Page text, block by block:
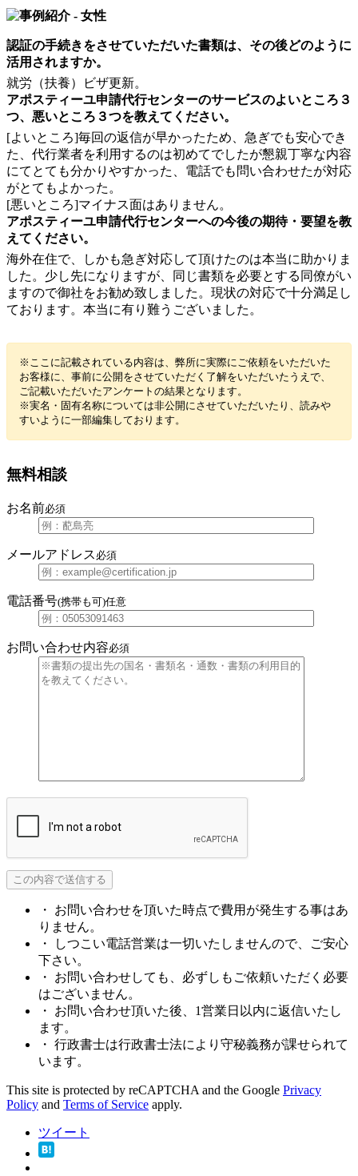
認証の手続きをさせていただいた書類は、その後どのように
活用されますか。
就労（扶養）ビザ更新。
アポスティーユ申請代行センターのサービスのよいところ３
つ、悪いところ３つを教えてください。
[よいところ]毎回の返信が早かったため、急ぎでも安心でき
た、代行業者を利用するのは初めてでしたが懇親丁寧な内容
にてとても分かりやすかった、電話でも問い合わせたが対応
がとてもよかった。
[悪いところ]マイナス面はありません。
アポスティーユ申請代行センターへの今後の期待・要望を教
えてください。
海外在住で、しかも急ぎ対応して頂けたのは本当に助かりま
した。少し先になりますが、同じ書類を必要とする同僚がい
ますので御社をお勧め致しました。現状の対応で十分満足し
ております。本当に有り難うございました。
※ここに記載されている内容は、弊所に実際にご依頼をいただいた
お客様に、事前に公開をさせていただく了解をいただいたうえで、
ご記載いただいたアンケートの結果となります。
※実名・固有名称については非公開にさせていただいたり、読みや
すいように一部編集しております。
無料相談
お名前必須
メールアドレス 必須
電話番号(携帯も可)任意
お問い合わせ内容必須
・ お問い合わせを頂いた時点で費用が発生する事はあ
りません。
・ しつこい電話営業は一切いたしませんので、ご安心
下さい。
・ お問い合わせしても、必ずしもご依頼いただく必要
はございません。
・ お問い合わせ頂いた後、1営業日以内に返信いたし
ます。
・ 行政書士は行政書士法により守秘義務が課せられて
います。
This site is protected by reCAPTCHA and the Google Privacy
Policy and Terms of Service apply.
ツイート